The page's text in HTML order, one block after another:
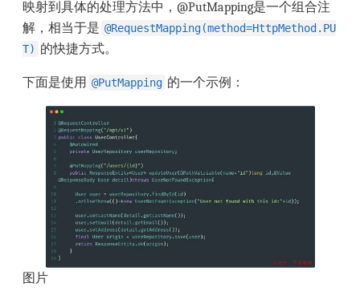
映射到具体的处理方法中，@PutMapping是一个组合注
解，相当于是 @RequestMapping(method=HttpMethod.PU
T) 的快捷方式。
下面是使用 @PutMapping 的一个示例：
图片